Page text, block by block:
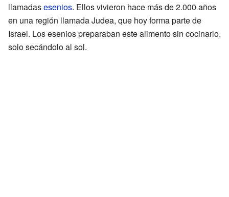
llamadasesenios. Ellos vivieron hace más de 2.000 años
en una región llamada Judea, que hoy forma parte de
Israel. Los esenios preparaban este alimento sin cocinarlo,
solo secándolo al sol.